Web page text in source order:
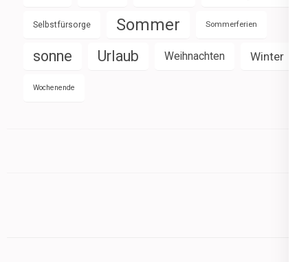
Selbstfürsorge Sommer Sommerferien
sonne Urlaub Weihnachten Winter
Wochenende